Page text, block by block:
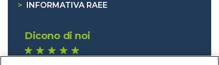
>
INFORMATIVA RAEE
Dicono di noi